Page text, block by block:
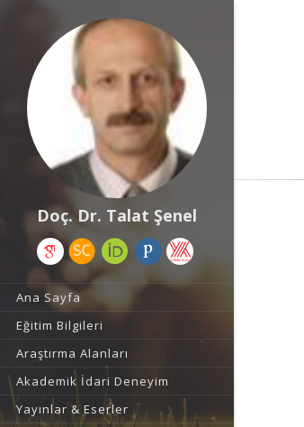
Doç. Dr. Talat Şenel
Ana Sayfa
Eğitim Bilgileri
Araştırma Alanları
Akademik İdari Deneyim
Yayınlar & Eserler